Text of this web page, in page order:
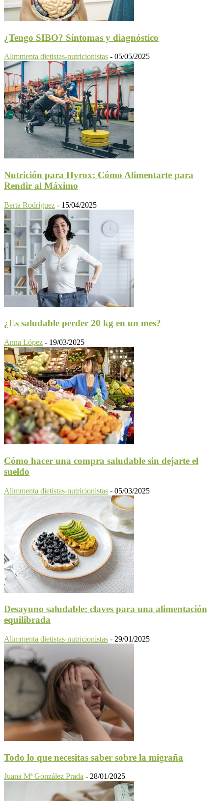
¿Tengo SIBO? Síntomas y diagnóstico
Alimmenta dietistas-nutricionistas - 05/05/2025
Nutrición para Hyrox: Cómo Alimentarte para
Rendir al Máximo
Berta Rodríguez - 15/04/2025
¿Es saludable perder 20 kg en un mes?
Anna López - 19/03/2025
Cómo hacer una compra saludable sin dejarte el
sueldo
Alimmenta dietistas-nutricionistas - 05/03/2025
Desayuno saludable: claves para una alimentación
equilibrada
Alimmenta dietistas-nutricionistas - 29/01/2025
Todo lo que necesitas saber sobre la migraña
Juana Mª González Prada - 28/01/2025